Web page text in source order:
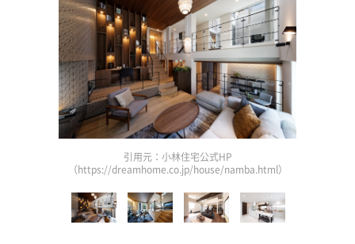
引用元：小林住宅公式HP
（https://dreamhome.co.jp/house/namba.html）